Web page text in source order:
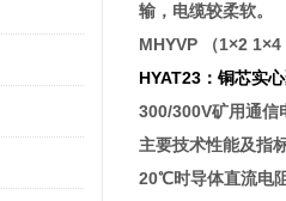
输，电缆较柔软。
MHYVP （1×2
HYAT23：铜芯实
300/300V矿用通信
主要技术性能及指
20℃时导体直流电